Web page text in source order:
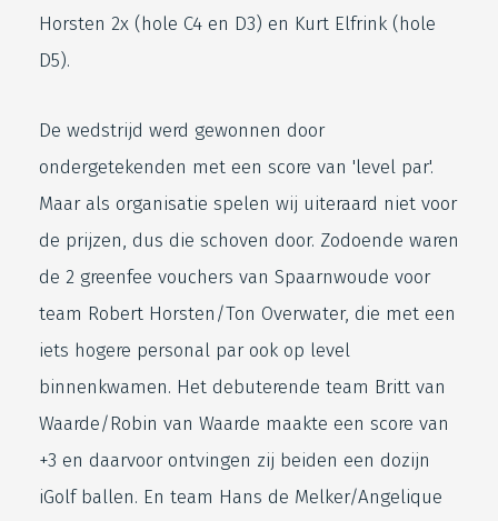
Horsten 2x (hole C4 en D3) en Kurt Elfrink (hole
D5).
De wedstrijd werd gewonnen door
ondergetekenden met een score van 'level par'.
Maar als organisatie spelen wij uiteraard niet voor
de prijzen, dus die schoven door. Zodoende waren
de 2 greenfee vouchers van Spaarnwoude voor
team Robert Horsten/Ton Overwater, die met een
iets hogere personal par ook op level
binnenkwamen. Het debuterende team Britt van
Waarde/Robin van Waarde maakte een score van
+3 en daarvoor ontvingen zij beiden een dozijn
iGolf ballen. En team Hans de Melker/Angelique